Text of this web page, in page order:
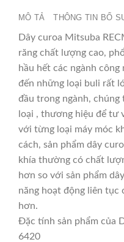
MÔ TẢ THÔNG TIN BỔ
Dây curoa Mitsuba
răng chất lượng cao,
hầu hết các ngành
đến những loại buli rất
đầu trong ngành,
loại , thương hiệu để tư
với từng loại máy móc
cách, sản phẩm dây
khía thường có chất
hơn so với sản phẩm
năng hoạt động liên tục
hơn.
Đặc tính sản phẩm của
6420